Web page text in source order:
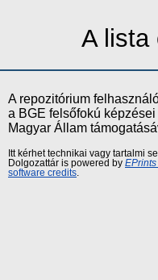
A
A repozitórium
a BGE felsőfokú
Magyar Állam
Itt kérhet technikai vagy tartalmi
Dolgozattár is powered by EPrints
software credits